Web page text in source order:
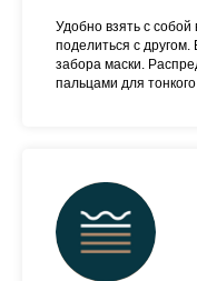
Удобно взять с собой
поделиться с
забора маски.
пальцами для